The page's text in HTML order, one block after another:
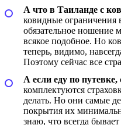
А что в Таиланде с
ковидные ограничения
обязательное ношение
всякое подобное. Но
теперь, видимо,
Поэтому сейчас все
А если еду по путевке,
комплектуются
делать. Но они самые
покрытия их
знаю, что всегда